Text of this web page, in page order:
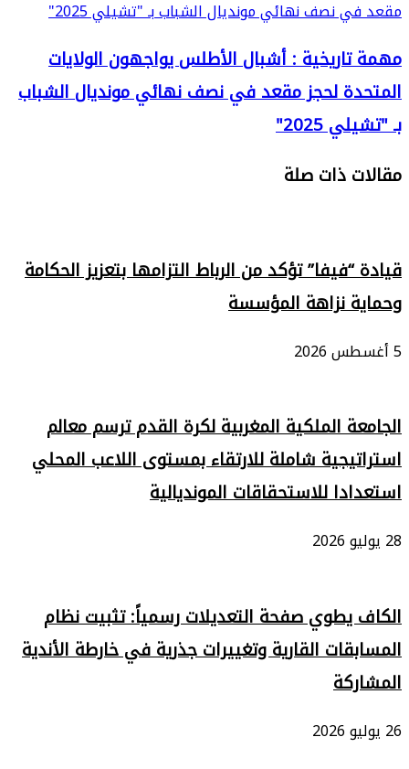
مقعد في نصف نهائي مونديال الشباب بـ "تشيلي 2025"
مهمة تاريخية : أشبال الأطلس يواجهون الولايات
المتحدة لحجز مقعد في نصف نهائي مونديال الشباب
بـ "تشيلي 2025"
مقالات ذات صلة
قيادة “فيفا” تؤكد من الرباط التزامها بتعزيز الحكامة
وحماية نزاهة المؤسسة
5 أغسطس 2026
الجامعة الملكية المغربية لكرة القدم ترسم معالم
استراتيجية شاملة للارتقاء بمستوى اللاعب المحلي
استعدادا للاستحقاقات المونديالية
28 يوليو 2026
الكاف يطوي صفحة التعديلات رسمياً: تثبيت نظام
المسابقات القارية وتغييرات جذرية في خارطة الأندية
المشاركة
26 يوليو 2026